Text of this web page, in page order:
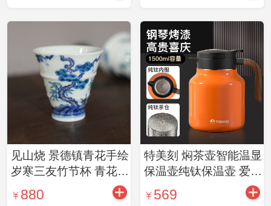
见山烧 景德镇青花手绘
岁寒三友竹节杯 青花瓷
松竹梅茶杯品茗杯
880
特美刻 焖茶壶智能温显
保温壶纯钛保温壶 爱马
仕橙陶瓷内胆（4款可
选）
569